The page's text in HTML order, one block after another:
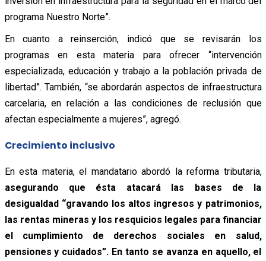
programa Nuestro Norte”.
En cuanto a reinserción, indicó que se revisarán los
programas en esta materia para ofrecer “intervención
especializada, educación y trabajo a la población privada de
libertad”. También, “se abordarán aspectos de infraestructura
carcelaria, en relación a las condiciones de reclusión que
afectan especialmente a mujeres”, agregó.
Crecimiento inclusivo
En esta materia, el mandatario abordó la reforma tributaria,
asegurando que ésta atacará las bases de la
desigualdad “gravando los altos ingresos y patrimonios,
las rentas mineras y los resquicios legales para financiar
el cumplimiento de derechos sociales en salud,
pensiones y cuidados”. En tanto se avanza en aquello, el